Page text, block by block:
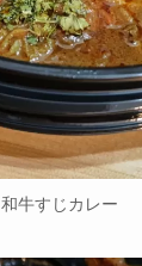
和牛すじカレー